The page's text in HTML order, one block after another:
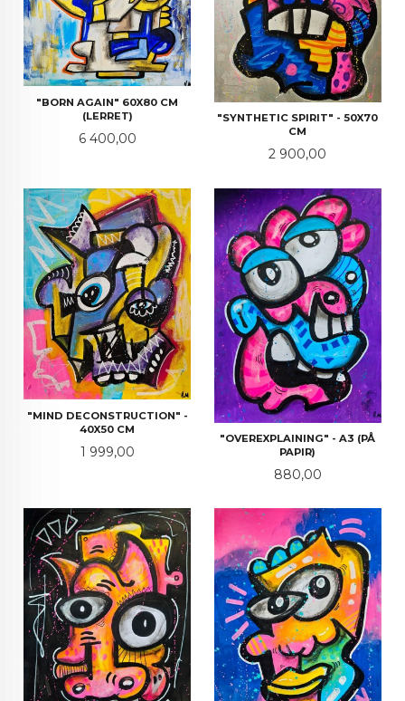
"BORN AGAIN" 60X80 CM
(LERRET)
Pris
6 400,00
"SYNTHETIC SPIRIT" - 50X70
CM
Pris
2 900,00
"MIND DECONSTRUCTION" -
40X50 CM
Pris
1 999,00
"OVEREXPLAINING" - A3 (PÅ
PAPIR)
Pris
880,00